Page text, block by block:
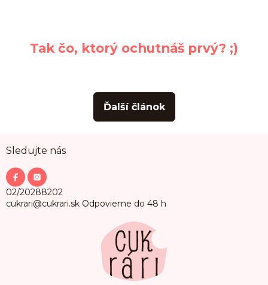
Tak čo, ktorý ochutnáš prvý? ;)
Ďalší článok
Sledujte nás
02/20288202
cukrari@cukrari.sk Odpovieme do 48 h